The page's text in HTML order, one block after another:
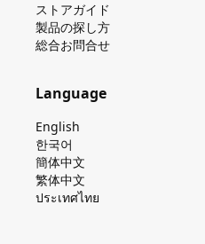
ストアガイド
製品の探し⽅
総合お問合せ
Language
English
한국어
簡体中文
繁体中文
ประเทศไทย